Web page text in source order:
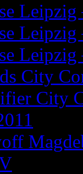
Leipzig
Leipzig
Leipzig
City
City